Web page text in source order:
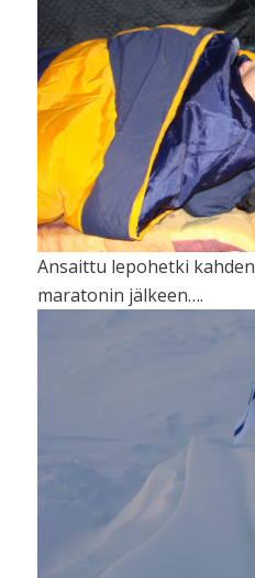
Ansaittu lepohetki
maratonin jälkeen….